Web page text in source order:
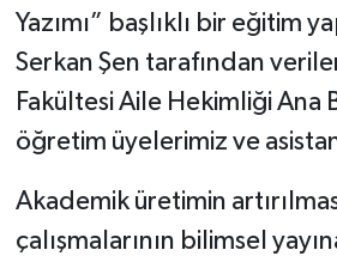
Yazımı” başlıklı bir eğitim
Serkan Şen tarafından
Fakültesi Aile Hekimliği Ana
öğretim üyelerimiz ve
Akademik üretimin
çalışmalarının bilimsel